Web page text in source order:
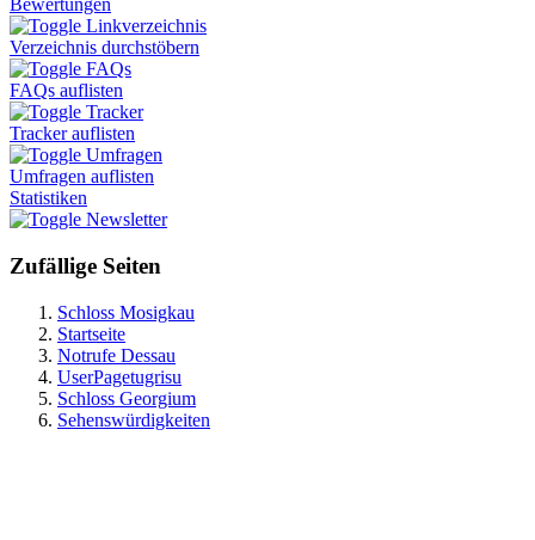
Bewertungen
Linkverzeichnis
Verzeichnis durchstöbern
FAQs
FAQs auflisten
Tracker
Tracker auflisten
Umfragen
Umfragen auflisten
Statistiken
Newsletter
Zufällige Seiten
Schloss Mosigkau
Startseite
Notrufe Dessau
UserPagetugrisu
Schloss Georgium
Sehenswürdigkeiten